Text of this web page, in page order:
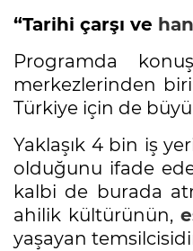
“Tarihi çarşı ve
Programda
merkezlerinden
Türkiye için de
Yaklaşık 4 bin iş
olduğunu ifade
kalbi de burada
ahilik kültürünün,
yaşayan